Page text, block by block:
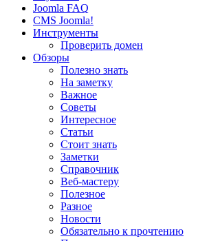
Joomla FAQ
CMS Joomla!
Инструменты
Проверить домен
Обзоры
Полезно знать
На заметку
Важное
Советы
Интересное
Статьи
Стоит знать
Заметки
Справочник
Веб-мастеру
Полезное
Разное
Новости
Обязательно к прочтению